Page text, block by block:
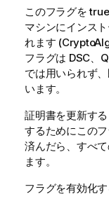
このフラグを
マシンにインス
れます
フラグは DSC、
では用いられず
います。
証明書を更新す
するためにこの
済んだら、すべ
ます。
フラグを有効化す